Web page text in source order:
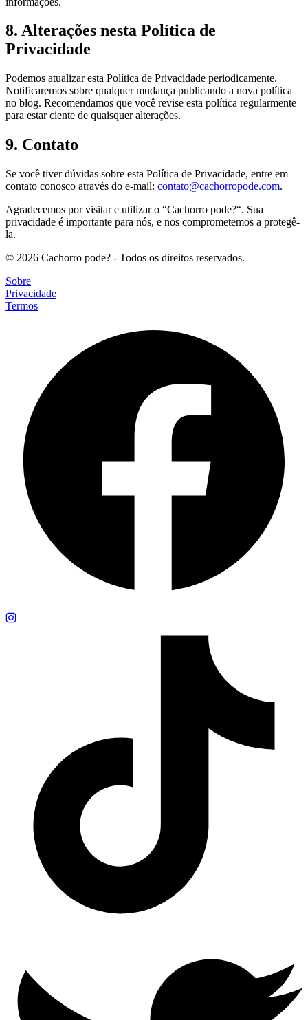
8. Alterações nesta Política de
Privacidade
Podemos atualizar esta Política de Privacidade periodicamente.
Notificaremos sobre qualquer mudança publicando a nova política
no blog. Recomendamos que você revise esta política regularmente
para estar ciente de quaisquer alterações.
9. Contato
Se você tiver dúvidas sobre esta Política de Privacidade, entre em
contato conosco através do e-mail: contato@cachorropode.com.
Agradecemos por visitar e utilizar o “Cachorro pode?“. Sua
privacidade é importante para nós, e nos comprometemos a protegê-
la.
© 2026 Cachorro pode? - Todos os direitos reservados.
Sobre
Privacidade
Termos